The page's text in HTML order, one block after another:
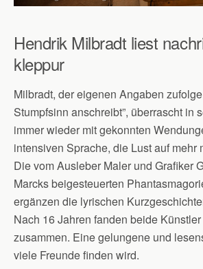
Hendrik Milbradt liest
kleppur
Milbradt, der eigenen Angaben
Stumpfsinn anschreibt”, überrascht in
immer wieder mit gekonnten
intensiven Sprache, die Lust auf mehr
Die vom Ausleber Maler und Grafiker
Marcks beigesteuerten
ergänzen die lyrischen
Nach 16 Jahren fanden beide
zusammen. Eine gelungene und
viele Freunde finden wird.